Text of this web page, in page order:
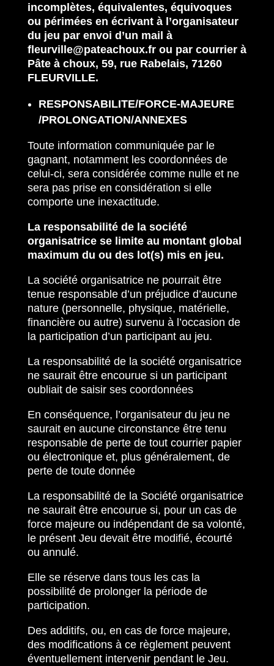
incomplètes, équivalentes, équivoques
ou périmées en écrivant à l’organisateur
du jeu par envoi d’un mail à
fleurville@pateachoux.fr ou par courrier à
Pâte à choux, 59, rue Rabelais, 71260
FLEURVILLE.
RESPONSABILITE/FORCE-MAJEURE
/PROLONGATION/ANNEXES
Toute information communiquée par le
gagnant, notamment les coordonnées de
celui-ci, sera considérée comme nulle et ne
sera pas prise en considération si elle
comporte une inexactitude.
La responsabilité de la société
organisatrice se limite au montant global
maximum du ou des lot(s) mis en jeu.
La société organisatrice ne pourrait être
tenue responsable d’un préjudice d’aucune
nature (personnelle, physique, matérielle,
financière ou autre) survenu à l’occasion de
la participation d’un participant au jeu.
La responsabilité de la société organisatrice
ne saurait être encourue si un participant
oubliait de saisir ses coordonnées
En conséquence, l’organisateur du jeu ne
saurait en aucune circonstance être tenu
responsable de perte de tout courrier papier
ou électronique et, plus généralement, de
perte de toute donnée
La responsabilité de la Société organisatrice
ne saurait être encourue si, pour un cas de
force majeure ou indépendant de sa volonté,
le présent Jeu devait être modifié, écourté
ou annulé.
Elle se réserve dans tous les cas la
possibilité de prolonger la période de
participation.
Des additifs, ou, en cas de force majeure,
des modifications à ce règlement peuvent
éventuellement intervenir pendant le Jeu.